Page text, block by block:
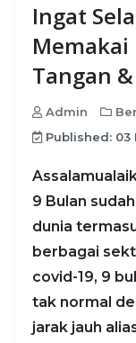
Ingat
Memakai
Tangan
Admin
Published:
9 Bulan
dunia
berbagai
covid-19, 9
tak normal
jarak jauh